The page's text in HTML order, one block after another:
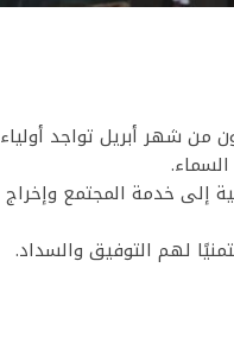
الخامس والعشرون من شهر أبريل تواجد أولياء
إلى خدمة المجتمع وإخراج
لهم التوفيق والسداد.